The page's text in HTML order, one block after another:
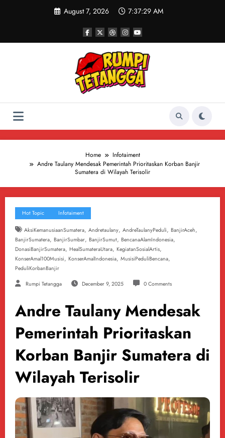
August 7, 2026 7:37:30 AM
Home
Infotaiment
Andre Taulany Mendesak Pemerintah Prioritaskan Korban Banjir
Sumatera di Wilayah Terisolir
Hot Topic Infotaiment
AksiKemanusiaanSumatera, Andretaulany, AndreTaulanyPeduli, BanjirAceh,
BanjirSumatera, BanjirSumbar, BanjirSumut, BencanaAlamIndonesia,
DonasiBanjirSumatera, HealSumateraUtara, KegiatanSosialArtis,
KonserAmal100Musisi, KonserAmalIndonesia, MusisiPeduliBencana,
PeduliKorbanBanjir
Rumpi Tetangga December 9, 2025 0 Comments
Andre Taulany Mendesak
Pemerintah Prioritaskan
Korban Banjir Sumatera di
Wilayah Terisolir